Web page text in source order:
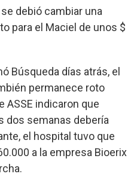
debió cambiar una
para el Maciel de unos $
Búsqueda días atrás, el
permanece roto
ASSE indicaron que
dos semanas debería
el hospital tuvo que
a la empresa Bioerix